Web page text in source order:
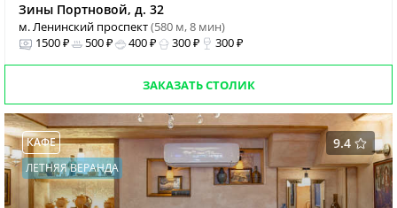
Зины Портновой, д. 32
м. Ленинский проспект(580 м, 8 мин)
1500 ₽
500 ₽ 400 ₽ 300 ₽ 300 ₽
ЗАКАЗАТЬ СТОЛИК
9.4
КАФЕ
ЛЕТНЯЯ ВЕРАНДА